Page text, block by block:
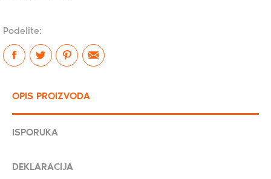
Podelite:
OPIS PROIZVODA
ISPORUKA
DEKLARACIJA